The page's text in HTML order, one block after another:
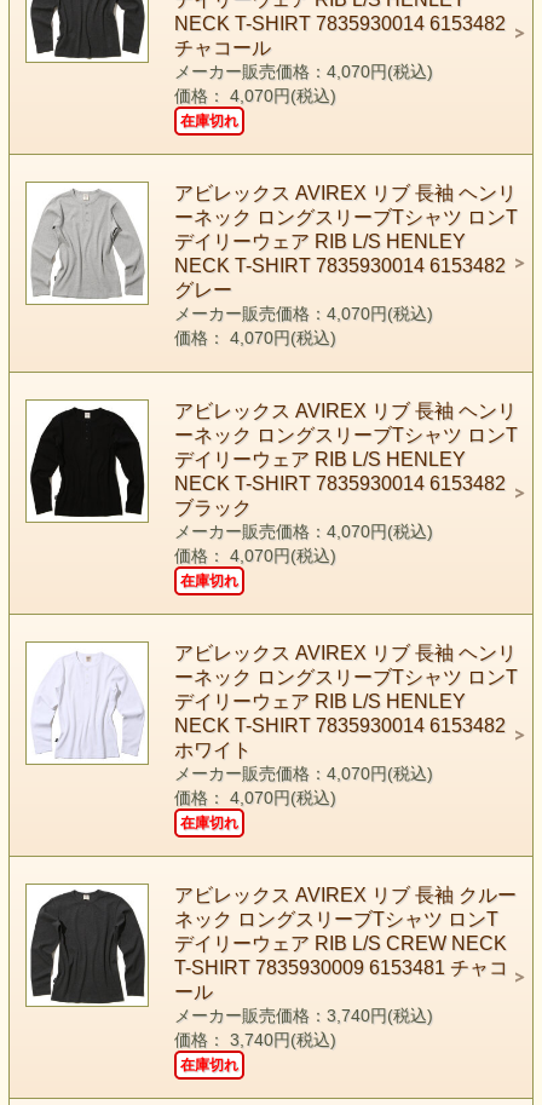
NECK T-SHIRT 7835930014 6153482
チャコール
メーカー販売価格：4,070円(税込)
価格： 4,070円(税込)
在庫切れ
アビレックス AVIREX リブ 長袖 ヘンリ
ーネック ロングスリーブTシャツ ロンT
デイリーウェア RIB L/S HENLEY
NECK T-SHIRT 7835930014 6153482
グレー
メーカー販売価格：4,070円(税込)
価格： 4,070円(税込)
アビレックス AVIREX リブ 長袖 ヘンリ
ーネック ロングスリーブTシャツ ロンT
デイリーウェア RIB L/S HENLEY
NECK T-SHIRT 7835930014 6153482
ブラック
メーカー販売価格：4,070円(税込)
価格： 4,070円(税込)
在庫切れ
アビレックス AVIREX リブ 長袖 ヘンリ
ーネック ロングスリーブTシャツ ロンT
デイリーウェア RIB L/S HENLEY
NECK T-SHIRT 7835930014 6153482
ホワイト
メーカー販売価格：4,070円(税込)
価格： 4,070円(税込)
在庫切れ
アビレックス AVIREX リブ 長袖 クルー
ネック ロングスリーブTシャツ ロンT
デイリーウェア RIB L/S CREW NECK
T-SHIRT 7835930009 6153481 チャコ
ール
メーカー販売価格：3,740円(税込)
価格： 3,740円(税込)
在庫切れ